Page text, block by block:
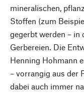
mineralischen,
Stoffen (zum
gegerbt werden – in
Gerbereien. Die
Henning Hohmann
– vorrangig aus der
dabei auch immer